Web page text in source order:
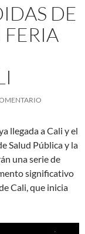
DE
llegada a Cali y el
Salud Pública y la
una serie de
significativo
Cali, que inicia